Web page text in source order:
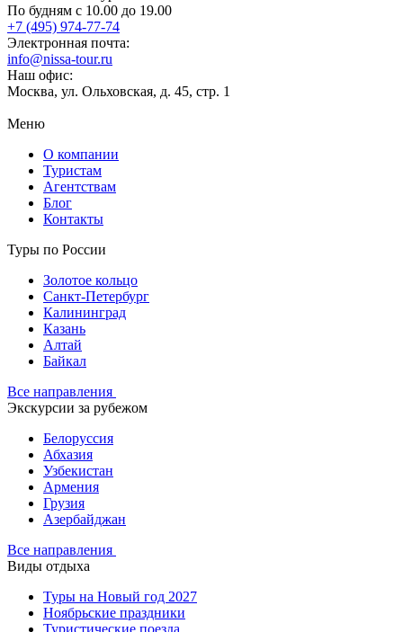
По будням с 10.00 до 19.00
+7 (495) 974-77-74
Электронная почта:
info@nissa-tour.ru
Наш офис:
Москва, ул. Ольховская, д. 45, стр. 1
Меню
О компании
Туристам
Агентствам
Блог
Контакты
Туры по России
Золотое кольцо
Санкт-Петербург
Калининград
Казань
Алтай
Байкал
Все направления
Экскурсии за рубежом
Белоруссия
Абхазия
Узбекистан
Армения
Грузия
Азербайджан
Все направления
Виды отдыха
Туры на Новый год 2027
Ноябрьские праздники
Туристические поезда